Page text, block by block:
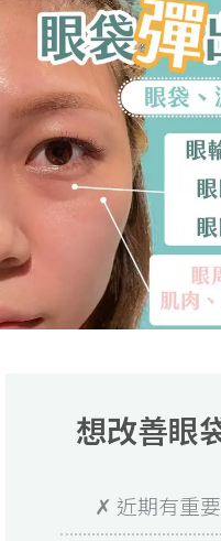
想改善眼
✗ 近期有重